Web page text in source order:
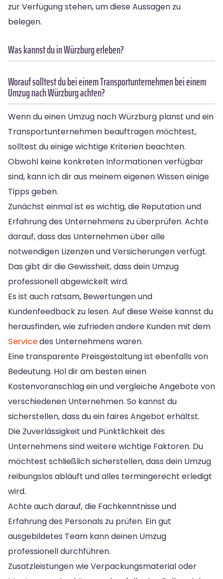
zur Verfügung stehen, um diese Aussagen zu
belegen.
Was kannst du in Würzburg erleben?
Worauf solltest du bei einem Transportunternehmen bei einem
Umzug nach Würzburg achten?
Wenn du einen Umzug nach Würzburg planst und ein
Transportunternehmen beauftragen möchtest,
solltest du einige wichtige Kriterien beachten.
Obwohl keine konkreten Informationen verfügbar
sind, kann ich dir aus meinem eigenen Wissen einige
Tipps geben.
Zunächst einmal ist es wichtig, die Reputation und
Erfahrung des Unternehmens zu überprüfen. Achte
darauf, dass das Unternehmen über alle
notwendigen Lizenzen und Versicherungen verfügt.
Das gibt dir die Gewissheit, dass dein Umzug
professionell abgewickelt wird.
Es ist auch ratsam, Bewertungen und
Kundenfeedback zu lesen. Auf diese Weise kannst du
herausfinden, wie zufrieden andere Kunden mit dem
Servicedes Unternehmens waren.
Eine transparente Preisgestaltung ist ebenfalls von
Bedeutung. Hol dir am besten einen
Kostenvoranschlag ein und vergleiche Angebote von
verschiedenen Unternehmen. So kannst du
sicherstellen, dass du ein faires Angebot erhältst.
Die Zuverlässigkeit und Pünktlichkeit des
Unternehmens sind weitere wichtige Faktoren. Du
möchtest schließlich sicherstellen, dass dein Umzug
reibungslos abläuft und alles termingerecht erledigt
wird.
Achte auch darauf, die Fachkenntnisse und
Erfahrung des Personals zu prüfen. Ein gut
ausgebildetes Team kann deinen Umzug
professionell durchführen.
Zusatzleistungen wie Verpackungsmaterial oder